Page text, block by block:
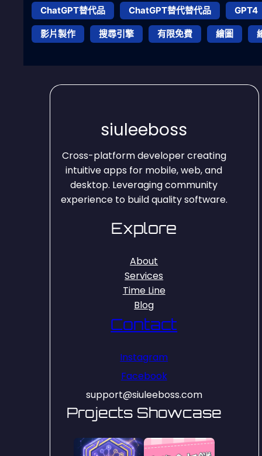
ChatGPT替代品 ChatGPT替代替代品 GPT4
影片製作 搜尋引擎 有限免費 繪圖
siuleeboss
Cross-platform developer creating
intuitive apps for mobile, web, and
desktop. Leveraging community
experience to build quality software.
Explore
About
Services
Time Line
Blog
Contact
Instagram
Facebook
support@siuleeboss.com
Projects Showcase